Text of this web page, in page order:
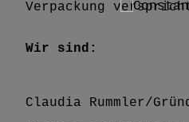
Verpackung
Wir sind:
Claudia Rummler/